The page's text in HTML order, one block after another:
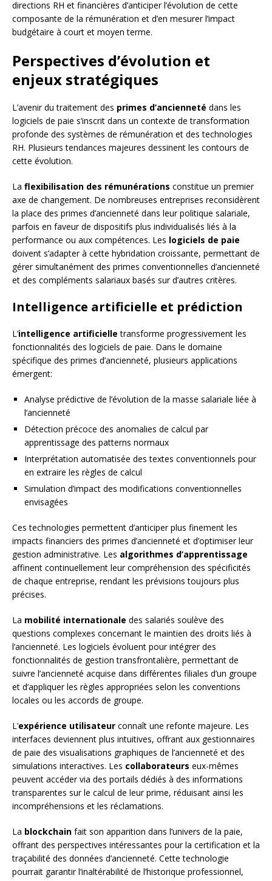
directions RH et financières d’anticiper l’évolution de cette
composante de la rémunération et d’en mesurer l’impact
budgétaire à court et moyen terme.
Perspectives d’évolution et
enjeux stratégiques
L’avenir du traitement des primes d’ancienneté dans les
logiciels de paie s’inscrit dans un contexte de transformation
profonde des systèmes de rémunération et des technologies
RH. Plusieurs tendances majeures dessinent les contours de
cette évolution.
La flexibilisation des rémunérations constitue un premier
axe de changement. De nombreuses entreprises reconsidèrent
la place des primes d’ancienneté dans leur politique salariale,
parfois en faveur de dispositifs plus individualisés liés à la
performance ou aux compétences. Les logiciels de paie
doivent s’adapter à cette hybridation croissante, permettant de
gérer simultanément des primes conventionnelles d’ancienneté
et des compléments salariaux basés sur d’autres critères.
Intelligence artificielle et prédiction
L’intelligence artificielle transforme progressivement les
fonctionnalités des logiciels de paie. Dans le domaine
spécifique des primes d’ancienneté, plusieurs applications
émergent:
Analyse prédictive de l’évolution de la masse salariale liée à
l’ancienneté
Détection précoce des anomalies de calcul par
apprentissage des patterns normaux
Interprétation automatisée des textes conventionnels pour
en extraire les règles de calcul
Simulation d’impact des modifications conventionnelles
envisagées
Ces technologies permettent d’anticiper plus finement les
impacts financiers des primes d’ancienneté et d’optimiser leur
gestion administrative. Les algorithmes d’apprentissage
affinent continuellement leur compréhension des spécificités
de chaque entreprise, rendant les prévisions toujours plus
précises.
La mobilité internationale des salariés soulève des
questions complexes concernant le maintien des droits liés à
l’ancienneté. Les logiciels évoluent pour intégrer des
fonctionnalités de gestion transfrontalière, permettant de
suivre l’ancienneté acquise dans différentes filiales d’un groupe
et d’appliquer les règles appropriées selon les conventions
locales ou les accords de groupe.
L’expérience utilisateur connaît une refonte majeure. Les
interfaces deviennent plus intuitives, offrant aux gestionnaires
de paie des visualisations graphiques de l’ancienneté et des
simulations interactives. Les collaborateurs eux-mêmes
peuvent accéder via des portails dédiés à des informations
transparentes sur le calcul de leur prime, réduisant ainsi les
incompréhensions et les réclamations.
La blockchain fait son apparition dans l’univers de la paie,
offrant des perspectives intéressantes pour la certification et la
traçabilité des données d’ancienneté. Cette technologie
pourrait garantir l’inaltérabilité de l’historique professionnel,